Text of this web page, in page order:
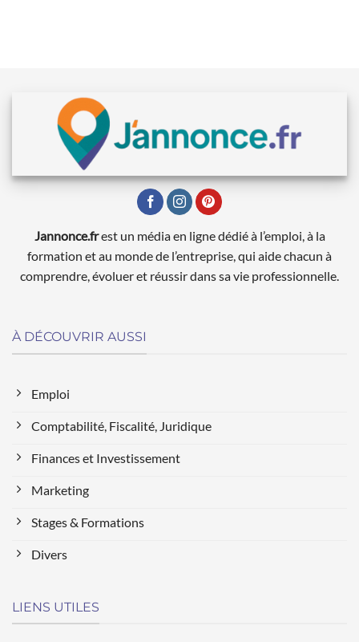
Jannonce.frest un média en ligne dédié à l’emploi, à la
formation et au monde de l’entreprise, qui aide chacun à
comprendre, évoluer et réussir dans sa vie professionnelle.
À DÉCOUVRIR AUSSI
Emploi
Comptabilité, Fiscalité, Juridique
Finances et Investissement
Marketing
Stages & Formations
Divers
LIENS UTILES